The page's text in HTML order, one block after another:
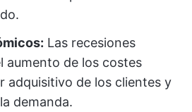
Las recesiones
aumento de los costes
adquisitivo de los clientes y
demanda.